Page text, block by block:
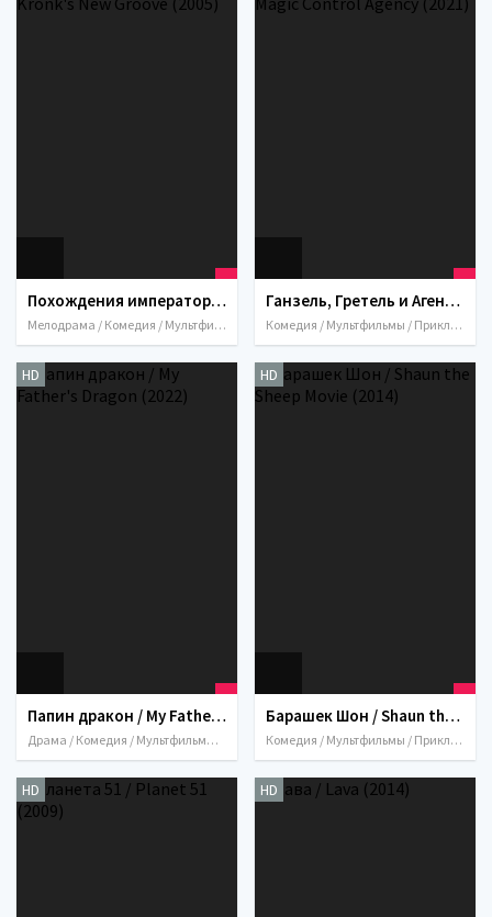
Похождения императора 2: Приключения Кронка / Kronk's New Groove (2005)
Мелодрама / Комедия / Мультфильмы / Мюзикл / Приключения / Семейный / США / 2005
Ганзель, Гретель и Агентство Магии / Secret Magic Control Agency (2021)
Комедия / Мультфильмы / Приключения / Семейный / Фэнтези / США / Россия
HD
Папин дракон / My Father's Dragon (2022)
Драма / Комедия / Мультфильмы / Приключения / Семейный / Фэнтези / США
HD
Барашек Шон / Shaun the Sheep Movie (2014)
Комедия / Мультфильмы / Приключения / Семейный / Фэнтези / 2014 / США / Великобритания / Франция
HD HD